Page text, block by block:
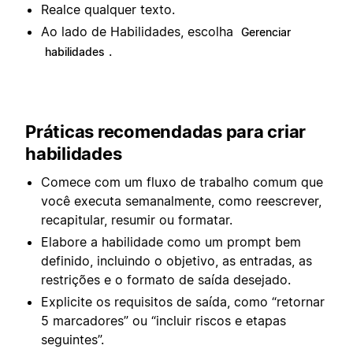
Realce qualquer texto.
Ao lado de Habilidades, escolha
Gerenciar
habilidades .
Práticas recomendadas para criar
habilidades
Comece com um fluxo de trabalho comum que
você executa semanalmente, como reescrever,
recapitular, resumir ou formatar.
Elabore a habilidade como um prompt bem
definido, incluindo o objetivo, as entradas, as
restrições e o formato de saída desejado.
Explicite os requisitos de saída, como “retornar
5 marcadores” ou “incluir riscos e etapas
seguintes”.